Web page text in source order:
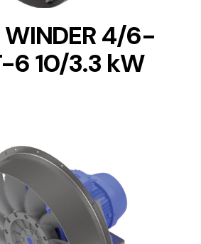
WINDER 4/6-
6 10/3.3 kW
DETAILS